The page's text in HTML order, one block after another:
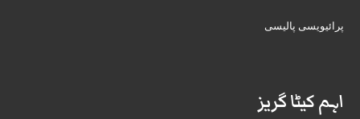
پرائیویسی پالیسی
اہم کیٹا گریز